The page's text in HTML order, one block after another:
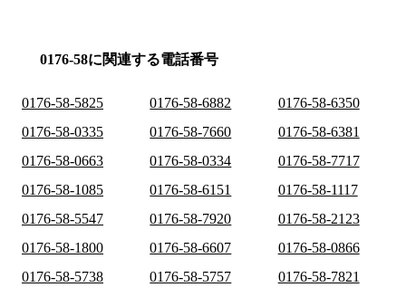
0176-58に関連する電話番号
0176-58-5825 0176-58-6882
0176-58-6350
0176-58-0335
0176-58-7660
0176-58-6381
0176-58-0663
0176-58-0334
0176-58-7717
0176-58-1085
0176-58-6151
0176-58-1117
0176-58-5547
0176-58-7920
0176-58-2123
0176-58-1800
0176-58-6607
0176-58-0866
0176-58-5738
0176-58-5757
0176-58-7821